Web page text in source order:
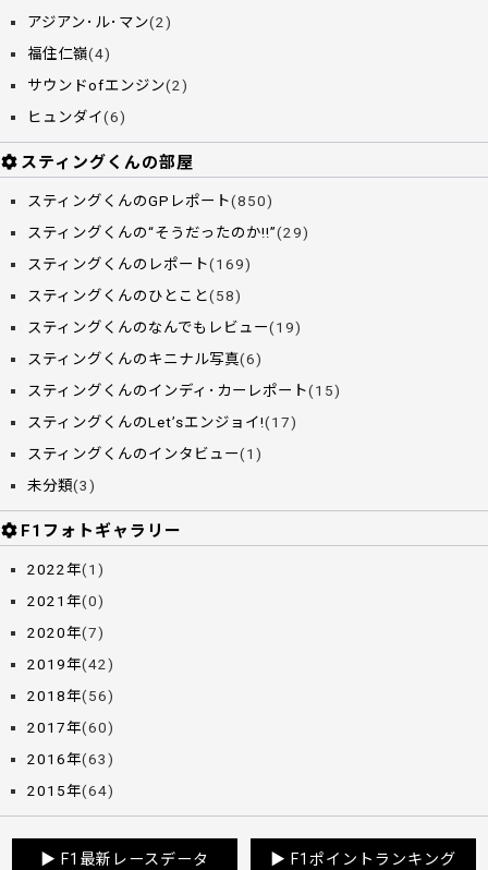
アジアン･ル･マン(2)
福住仁嶺(4)
サウンドofエンジン(2)
ヒュンダイ(6)
スティングくんの部屋
スティングくんのGPレポート(850)
スティングくんの“そうだったのか!!”(29)
スティングくんのレポート(169)
スティングくんのひとこと(58)
スティングくんのなんでもレビュー(19)
スティングくんのキニナル写真(6)
スティングくんのインディ･カーレポート(15)
スティングくんのLet’sエンジョイ!(17)
スティングくんのインタビュー(1)
未分類(3)
F1フォトギャラリー
2022年(1)
2021年(0)
2020年(7)
2019年(42)
2018年(56)
2017年(60)
2016年(63)
2015年(64)
▶ F1最新レースデータ ▶ F1ポイントランキング